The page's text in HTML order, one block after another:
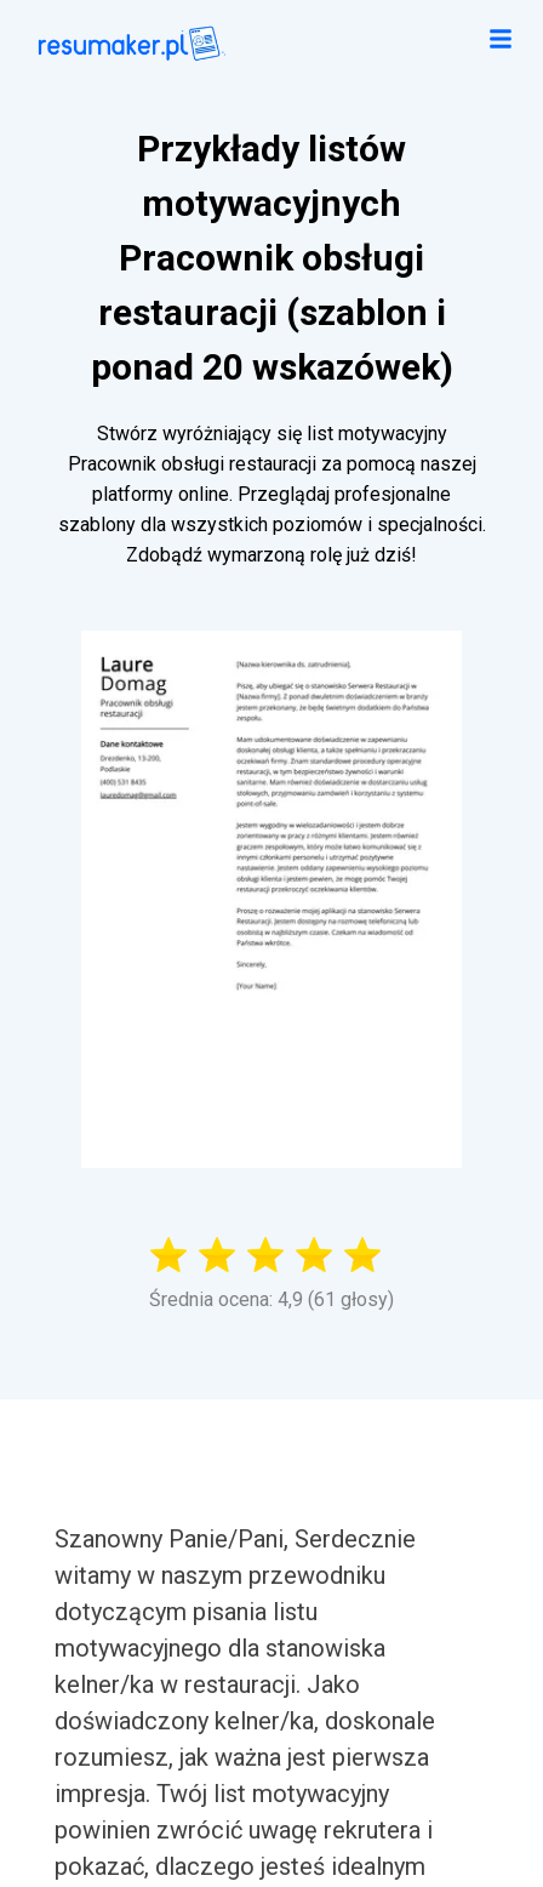
Przykłady listów
motywacyjnych
Pracownik obsługi
restauracji (szablon i
ponad 20 wskazówek)
Stwórz wyróżniający się list motywacyjny
Pracownik obsługi restauracji za pomocą naszej
platformy online. Przeglądaj profesjonalne
szablony dla wszystkich poziomów i specjalności.
Zdobądź wymarzoną rolę już dziś!
Średnia ocena: 4,9 (61 głosy)
Szanowny Panie/Pani, Serdecznie
witamy w naszym przewodniku
dotyczącym pisania listu
motywacyjnego dla stanowiska
kelner/ka w restauracji. Jako
doświadczony kelner/ka, doskonale
rozumiesz, jak ważna jest pierwsza
impresja. Twój list motywacyjny
powinien zwrócić uwagę rekrutera i
pokazać, dlaczego jesteś idealnym